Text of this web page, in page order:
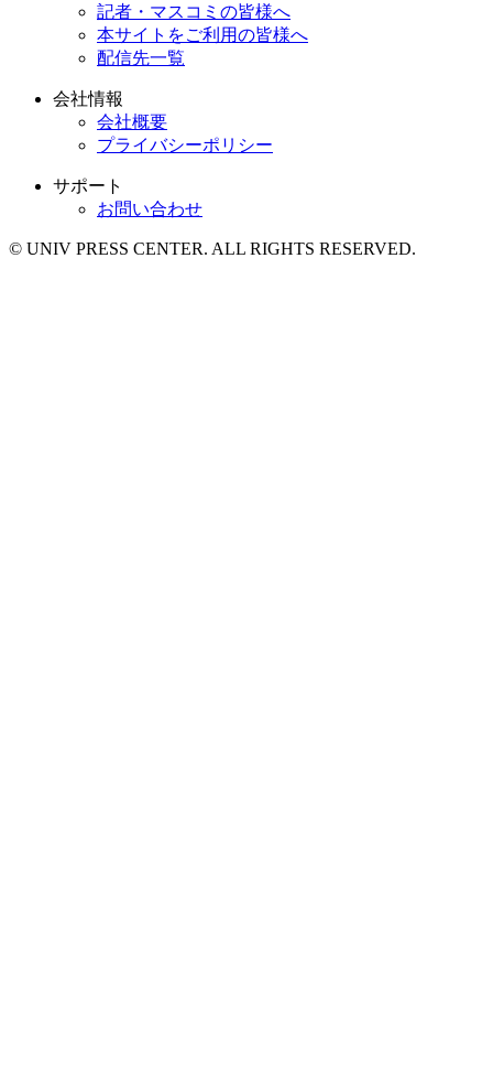
記者・マスコミの皆様へ
本サイトをご利用の皆様へ
配信先一覧
会社情報
会社概要
プライバシーポリシー
サポート
お問い合わせ
© UNIV PRESS CENTER. ALL RIGHTS RESERVED.